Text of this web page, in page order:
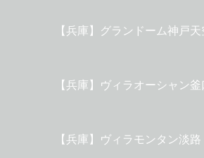
【兵庫】グランドーム神戸天
【兵庫】ヴィラオーシャン釜
【兵庫】ヴィラモンタン淡路